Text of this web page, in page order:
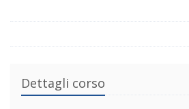
Dettagli corso